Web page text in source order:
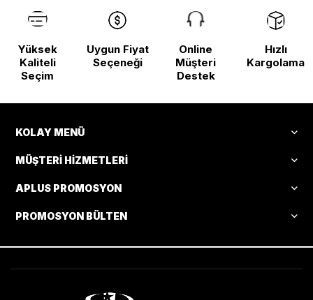
Yüksek
Kaliteli
Seçim
Uygun Fiyat
Seçeneği
Online
Müşteri
Destek
Hızlı
Kargolama
KOLAY MENÜ
MÜŞTERI HIZMETLERI
APLUS PROMOSYON
PROMOSYON BÜLTEN